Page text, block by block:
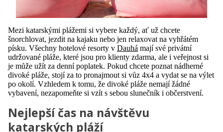
Mezi katarskými plážemi si vybere každý, ať už chcete
šnorchlovat, jezdit na kajaku nebo jen relaxovat na vyhřátém
písku. Všechny hotelové resorty v Dauhá mají své privátní
udržované pláže, které jsou pro klienty zdarma, ale i veřejnost si
je může užít za denní poplatek. Pokud chcete poznat nádherné
divoké pláže, stojí za to pronajmout si vůz 4x4 a vydat se na výlet
po okolí. Vzhledem k tomu, že divoké pláže nemají žádné
vybavení, nezapomeňte si vzít s sebou slunečník i občerstvení.
Nejlepší čas na návštěvu
katarských pláží